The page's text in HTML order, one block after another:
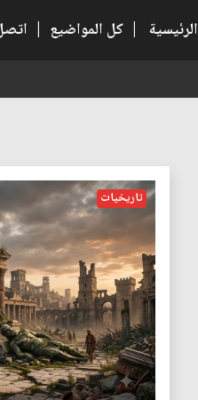
الرئيسية | كل المواضيع |
تاريخيات